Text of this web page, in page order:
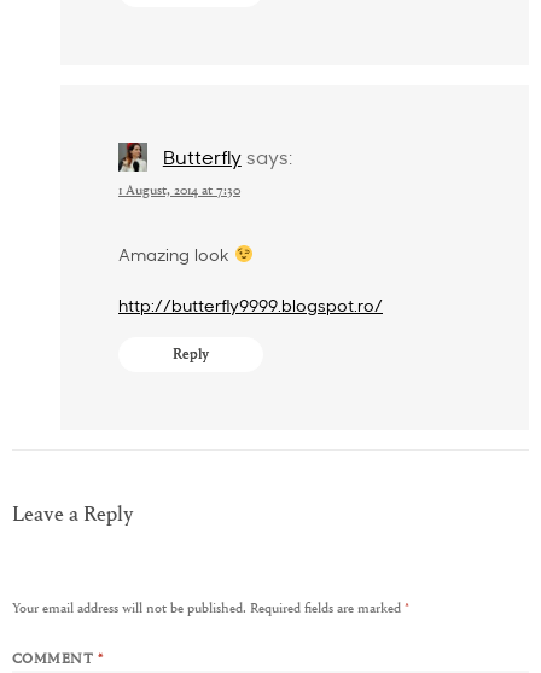
Butterfly says:
1 August, 2014 at 7:30
Amazing look
http://butterfly9999.blogspot.ro/
Reply
Leave a Reply
Your email address will not be published. Required fields are marked *
COMMENT *